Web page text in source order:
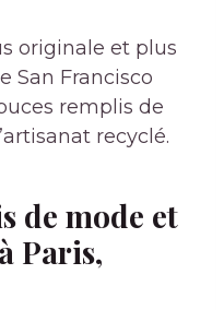
originale et plus
San Francisco
remplis de
recyclé.
de mode et
Paris,